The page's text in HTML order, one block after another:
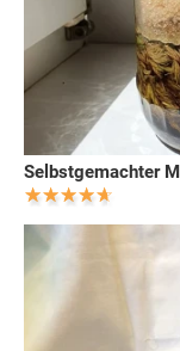
Selbstgemachter